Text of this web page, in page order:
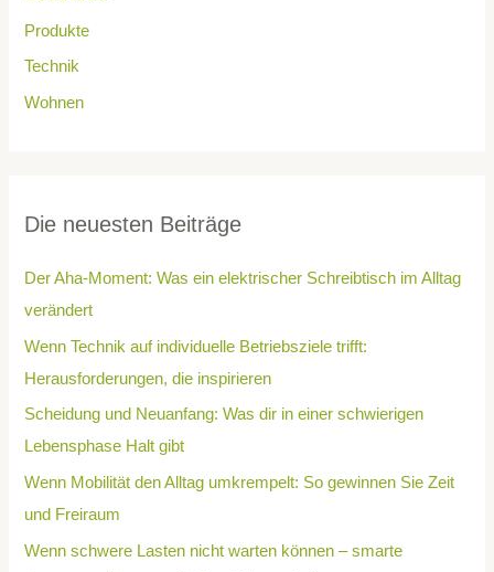
Produkte
Technik
Wohnen
Die neuesten Beiträge
Der Aha-Moment: Was ein elektrischer Schreibtisch im Alltag
verändert
Wenn Technik auf individuelle Betriebsziele trifft:
Herausforderungen, die inspirieren
Scheidung und Neuanfang: Was dir in einer schwierigen
Lebensphase Halt gibt
Wenn Mobilität den Alltag umkrempelt: So gewinnen Sie Zeit
und Freiraum
Wenn schwere Lasten nicht warten können – smarte